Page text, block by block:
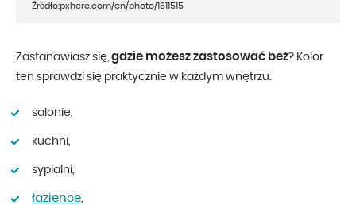
Źródło:pxhere.com/en/photo/1611515
Zastanawiasz się, gdzie możesz zastosować beż? Kolor
ten sprawdzi się praktycznie w każdym wnętrzu:
salonie,
kuchni,
sypialni,
łazience,